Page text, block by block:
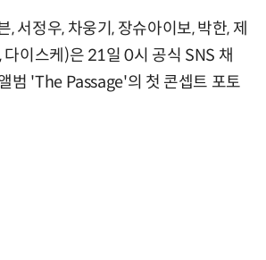
, 서정우, 차웅기, 장슈아이보, 박한, 제
다이스케)은 21일 0시 공식 SNS 채
범 'The Passage'의 첫 콘셉트 포토